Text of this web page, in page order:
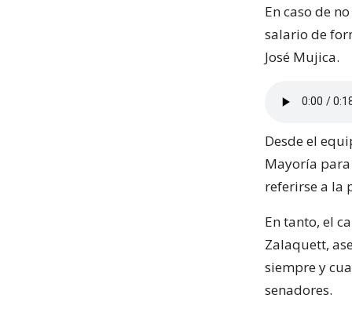
En caso de
salario de
José Mujica.
Desde el
Mayoría
referirse a la
En tanto, el
Zalaquett,
siempre y
senadores.